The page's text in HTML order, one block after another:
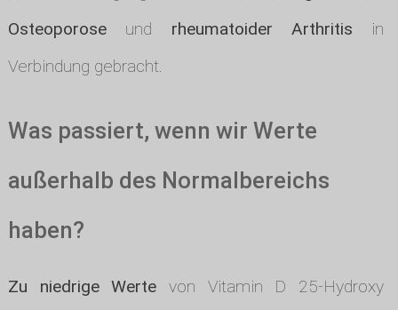
Osteoporoseund rheumatoider Arthritis in
Verbindung gebracht.
Was passiert, wenn wir Werte
außerhalb des Normalbereichs
haben?
Zu niedrige Werte von Vitamin D 25-Hydroxy